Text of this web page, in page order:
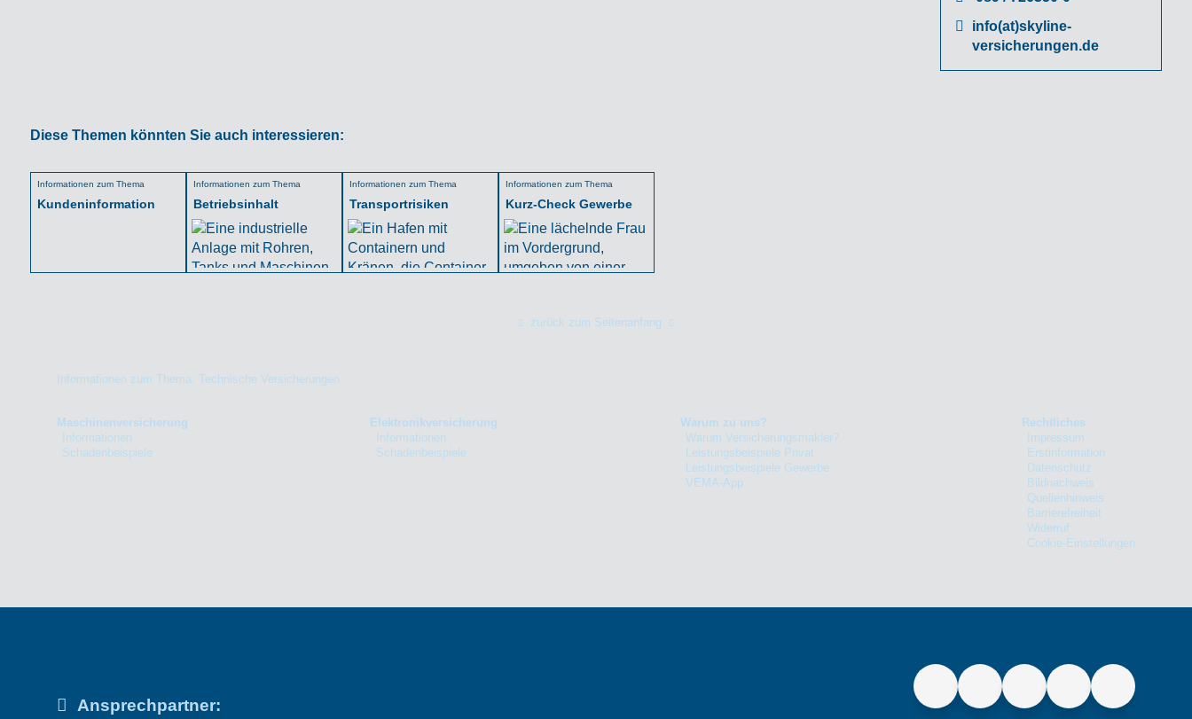
info(at)skyline-
versicherungen.de
Diese Themen könnten Sie auch interessieren:
Informationen zum Thema
Kundeninformation
Informationen zum Thema
Betriebsinhalt
Informationen zum Thema
Transportrisiken
Informationen zum Thema
Kurz-Check Gewerbe
zurück zum Seitenanfang
Informationen zum Thema: Technische Versicherungen
Maschinenversicherung
Informationen
Schadenbeispiele
Elektronikversicherung
Informationen
Schadenbeispiele
Warum zu uns?
Warum Versicherungsmakler?
Leistungsbeispiele Privat
Leistungsbeispiele Gewerbe
VEMA-App
Rechtliches
Impressum
Erstinformation
Datenschutz
Bildnachweis
Quellenhinweis
Barrierefreiheit
Widerruf
Cookie-Einstellungen
Ansprechpartner: